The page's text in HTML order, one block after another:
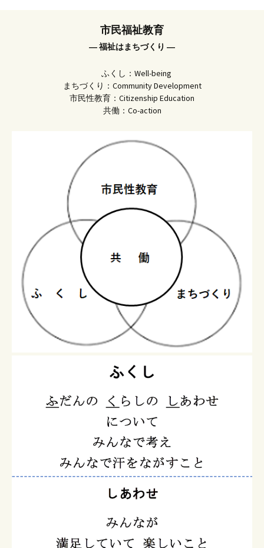
市民福祉教育
― 福祉はまちづくり ―
ふくし：Well-being
まちづくり：Community Development
市民性教育：Citizenship Education
共働：Co-action